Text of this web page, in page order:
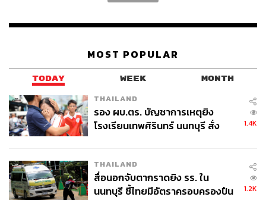
MOST POPULAR
TODAY WEEK MONTH
THAILAND
รอง ผบ.ตร. บัญชาการเหตุยิง
โรงเรียนเทพศิรินทร์ นนทบุรี สั่ง
1.4K
THAILAND
สื่อนอกจับตากราดยิง รร. ใน
นนทบุรี ชี้ไทยมีอัตราครอบครองปืน
1.2K